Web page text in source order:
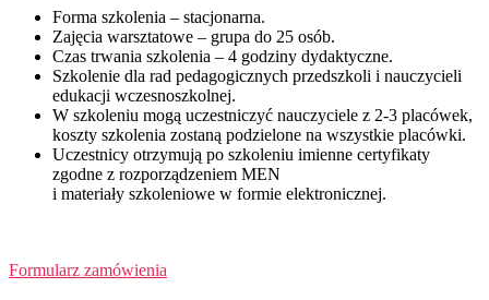
Forma szkolenia – stacjonarna.
Zajęcia warsztatowe – grupa do 25 osób.
Czas trwania szkolenia – 4 godziny dydaktyczne.
Szkolenie dla rad pedagogicznych przedszkoli i nauczycieli
edukacji wczesnoszkolnej.
W szkoleniu mogą uczestniczyć nauczyciele z 2-3 placówek,
koszty szkolenia zostaną podzielone na wszystkie placówki.
Uczestnicy otrzymują po szkoleniu imienne certyfikaty
zgodne z rozporządzeniem MEN
i materiały szkoleniowe w formie elektronicznej.
Formularz zamówienia